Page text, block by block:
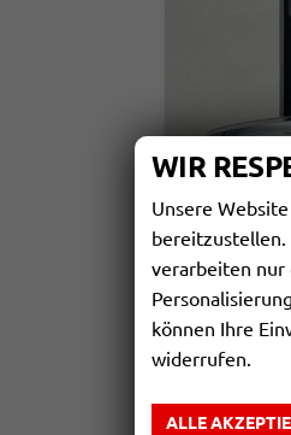
SKODA
ESSENCE
Fahrzeugnr. 857854
WIR
Unsere
bereitzustellen.
verarbeiten nur
können Ihre
widerrufen.
ALLE